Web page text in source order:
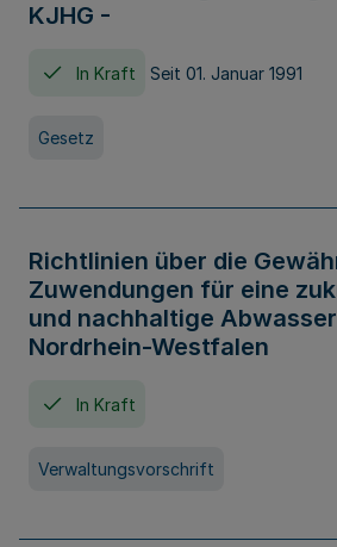
KJHG -
In Kraft Seit 01. Januar 1991
Gesetz
Richtlinien über die
Zuwendungen für eine
und nachhaltige
Nordrhein-Westfalen
In Kraft
Verwaltungsvorschrift